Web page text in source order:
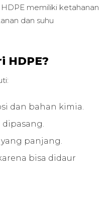
memiliki ketahanan
dan suhu
HDPE?
dan bahan kimia.
panjang.
bisa didaur